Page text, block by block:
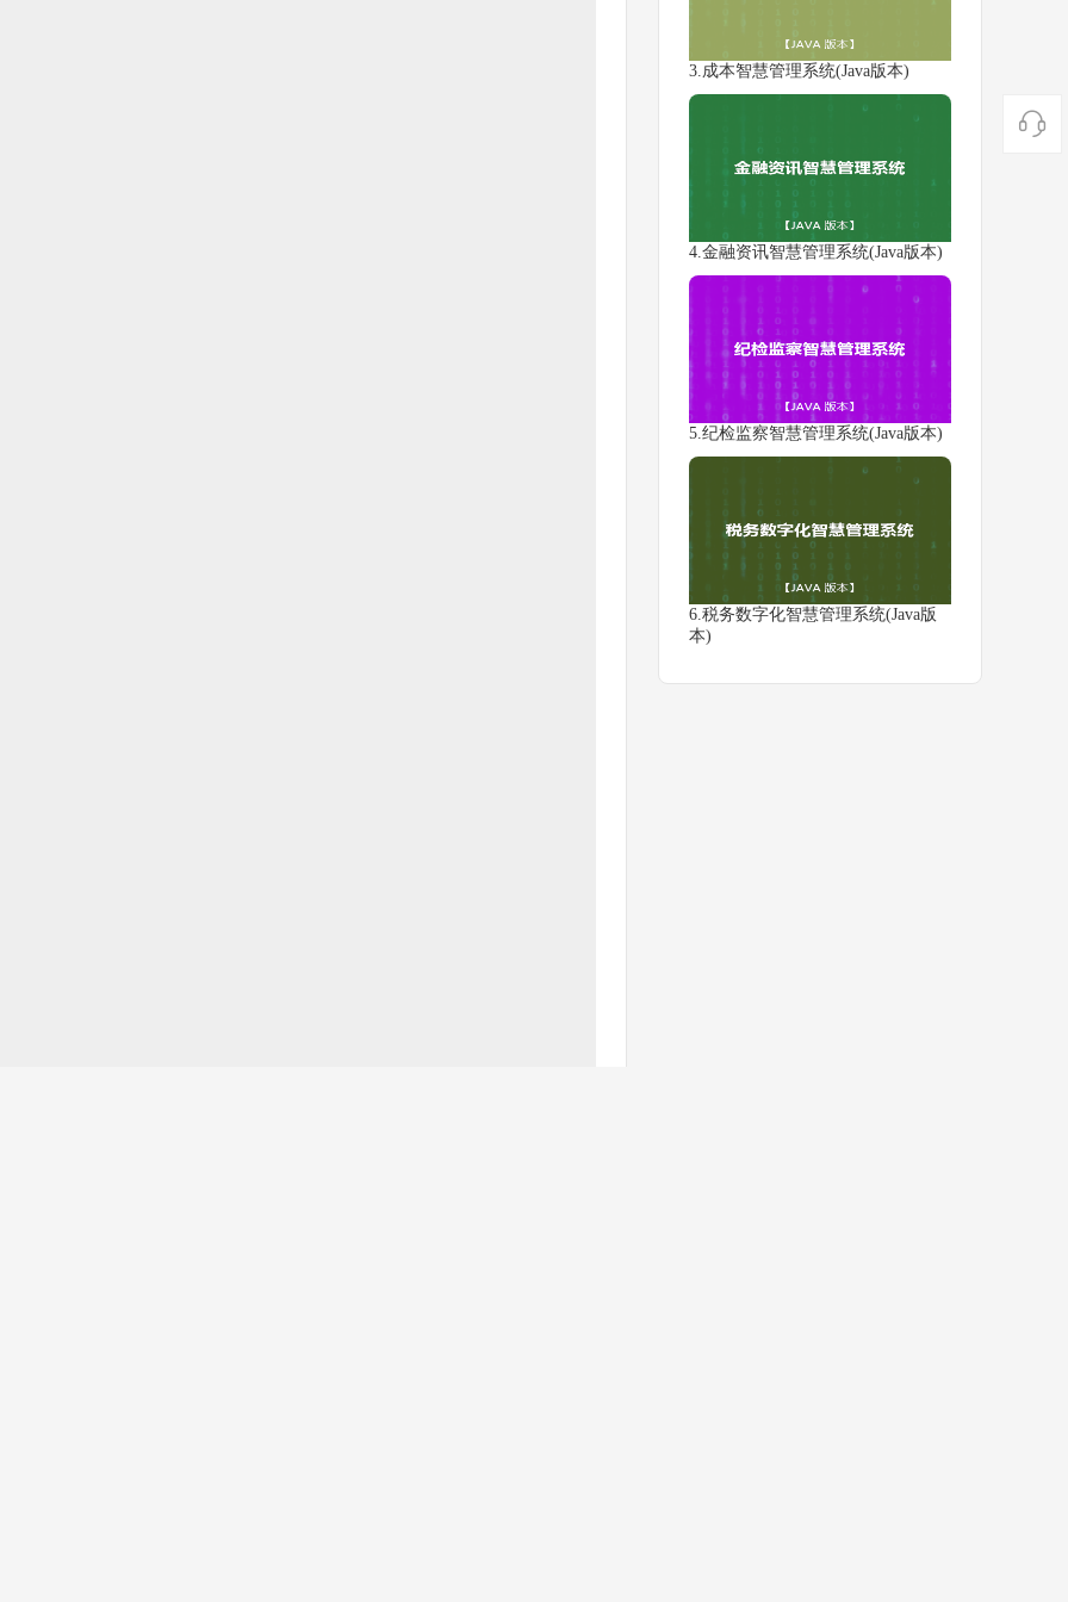
3.成本智慧管理系统(Java版本)
4.金融资讯智慧管理系统(Java版本)
5.纪检监察智慧管理系统(Java版本)
6.税务数字化智慧管理系统(Java版
本)
